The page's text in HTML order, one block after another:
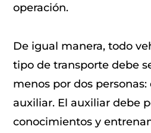
operación.
De igual manera, todo
tipo de transporte debe
menos por dos
auxiliar. El auxiliar debe
conocimientos y